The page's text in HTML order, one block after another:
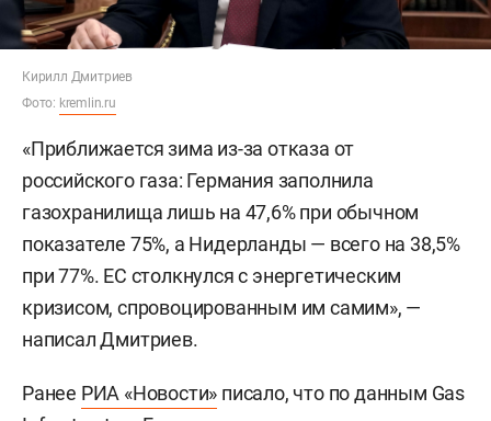
Кирилл Дмитриев
Фото: kremlin.ru
«Приближается зима из-за отказа от
российского газа: Германия заполнила
газохранилища лишь на 47,6% при обычном
показателе 75%, а Нидерланды — всего на 38,5%
при 77%. ЕС столкнулся с энергетическим
кризисом, спровоцированным им самим», —
написал Дмитриев.
Ранее РИА «Новости» писало, что по данным Gas